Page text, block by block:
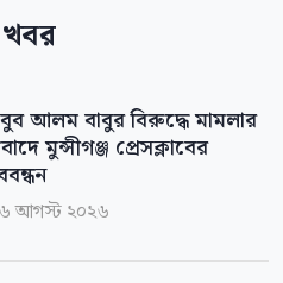
আলম বাবুর বিরুদ্ধে মামলার
মুন্সীগঞ্জ প্রেসক্লাবের
আগস্ট ২০২৬